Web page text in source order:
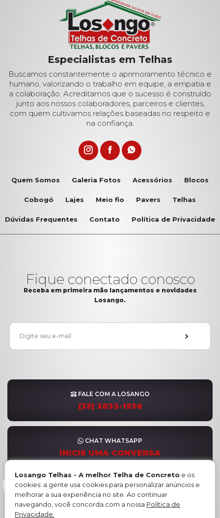
Especialistas em Telhas
Buscamos constantemente o aprimoramento técnico e
humano, valorizando o trabalho em equipe, a empatia e
a colaboração. Acreditamos que o sucesso é construído
junto aos nossos colaboradores, parceiros e clientes,
com quem cultivamos relações baseadas no respeito e
na confiança.
Quem Somos Galeria Fotos Acessórios Blocos
Cobogó Lajes Meio fio Pavers Telhas
Dúvidas Frequentes Contato Política de Privacidade
Fique conectado conosco
Receba em primeira mão lançamentos e novidades
Losango.
FALE COM A LOSANGO
(35) 3833-1536
CHAT WHATSAPP
INICIE UMA CONVERSA
FORMULÁRIO DE CONTATO
ENVIE SUA MENSAGEM
Losango Telhas - A melhor Telha de Concreto e os
cookies: a gente usa cookies para personalizar anúncios e
melhorar a sua experiência no site. Ao continuar
navegando, você concorda com a nossa Política de
Privacidade.